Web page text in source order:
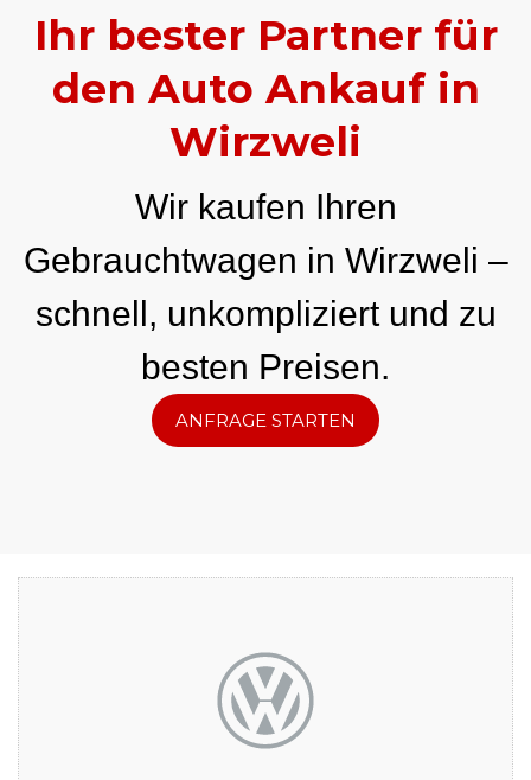
Ihr bester Partner für
den Auto Ankauf in
Wirzweli
Wir kaufen Ihren
Gebrauchtwagen in Wirzweli –
schnell, unkompliziert und zu
besten Preisen.
ANFRAGE STARTEN